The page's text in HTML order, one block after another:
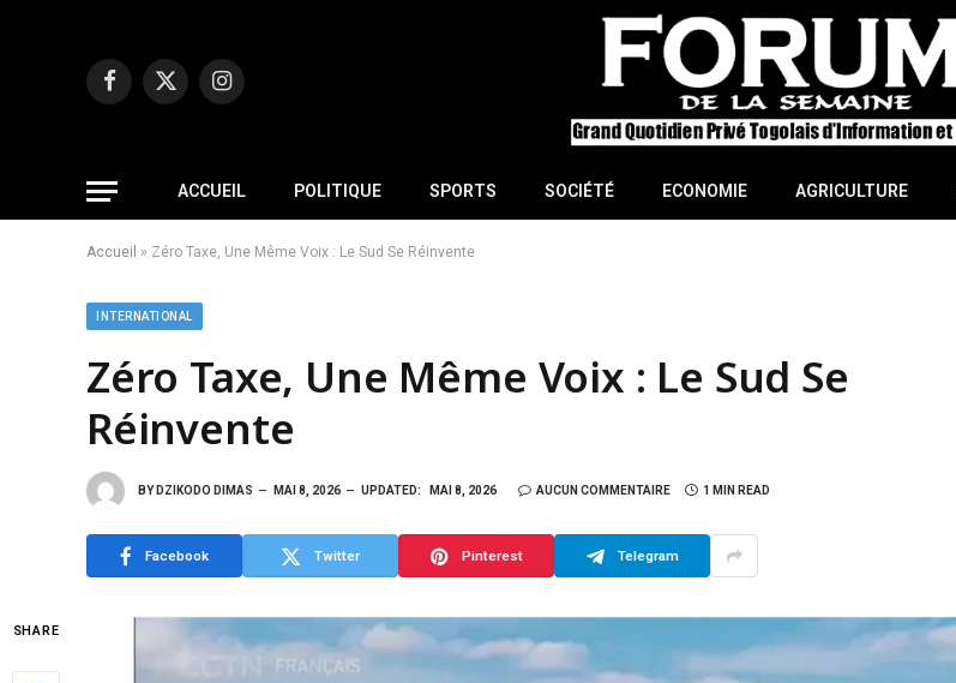
Facebook
X
Instagram
ACCUEIL POLITIQUE SPORTS SOCIÉTÉ ECONOMIE AGRICULTURE
Accueil » Zéro Taxe, Une Même Voix : Le Sud Se Réinvente
INTERNATIONAL
Zéro Taxe, Une Même Voix : Le Sud Se
Réinvente
BY DZIKODO DIMAS MAI 8, 2026 UPDATED: MAI 8, 2026 AUCUN COMMENTAIRE 1 MIN READ
Facebook Twitter Pinterest Telegram
SHARE